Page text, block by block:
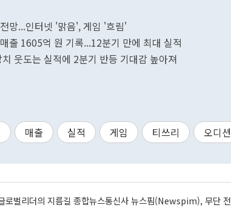
망...인터넷 '맑음', 게임 '흐림'
출 1605억 원 기록...12분기 만에 최대 실적
웃도는 실적에 2분기 반등 기대감 높아져
매출 실적 게임 티쓰리 오디션
로벌리더의 지름길 종합뉴스통신사 뉴스핌(Newspim), 무단